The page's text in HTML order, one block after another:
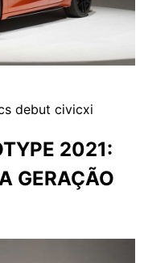
debut civicxi
2021:
GERAÇÃO